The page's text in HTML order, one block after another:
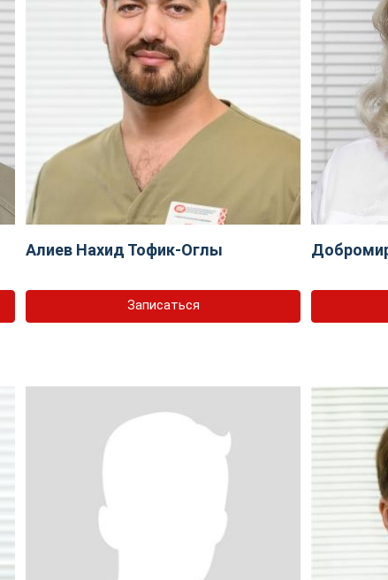
Алиев Нахид Тофик-Оглы
Записаться